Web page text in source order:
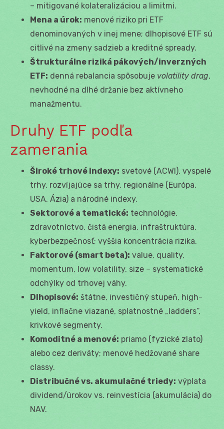
– mitigované kolateralizáciou a limitmi.
Mena a úrok: menové riziko pri ETF
denominovaných v inej mene; dlhopisové ETF sú
citlivé na zmeny sadzieb a kreditné spready.
Štrukturálne riziká pákových/inverzných
ETF: denná rebalancia spôsobuje volatility drag,
nevhodné na dlhé držanie bez aktívneho
manažmentu.
Druhy ETF podľa
zamerania
Široké trhové indexy: svetové (ACWI), vyspelé
trhy, rozvíjajúce sa trhy, regionálne (Európa,
USA, Ázia) a národné indexy.
Sektorové a tematické: technológie,
zdravotníctvo, čistá energia, infraštruktúra,
kyberbezpečnosť; vyššia koncentrácia rizika.
Faktorové (smart beta): value, quality,
momentum, low volatility, size – systematické
odchýlky od trhovej váhy.
Dlhopisové: štátne, investičný stupeň, high-
yield, inflačne viazané, splatnostné „ladders“,
krivkové segmenty.
Komoditné a menové: priamo (fyzické zlato)
alebo cez deriváty; menové hedžované share
classy.
Distribučné vs. akumulačné triedy: výplata
dividend/úrokov vs. reinvestícia (akumulácia) do
NAV.